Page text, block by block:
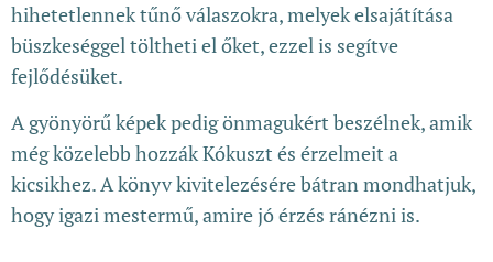
hihetetlennek tűnő válaszokra, melyek elsajátítása
büszkeséggel töltheti el őket, ezzel is segítve
fejlődésüket.
A gyönyörű képek pedig önmagukért beszélnek, amik
még közelebb hozzák Kókuszt és érzelmeit a
kicsikhez. A könyv kivitelezésére bátran mondhatjuk,
hogy igazi mestermű, amire jó érzés ránézni is.